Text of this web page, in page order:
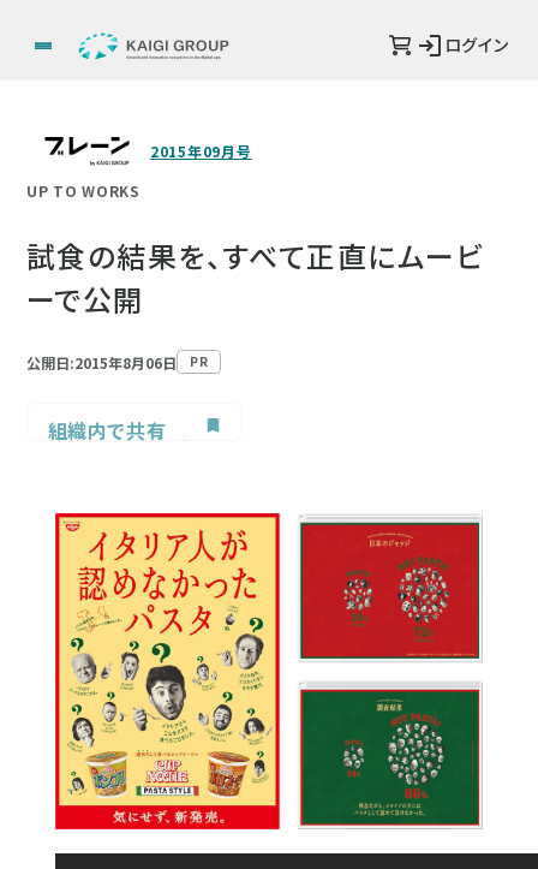
ログイン
2015年09月号
UP TO WORKS
試食の結果を、すべて正直にムービ
ーで公開
公開日:2015年8月06日 PR
組織内で共有